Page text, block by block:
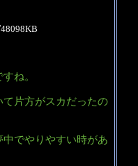
48098KB
ね。
片方がスカだったの
でやりやすい時があ